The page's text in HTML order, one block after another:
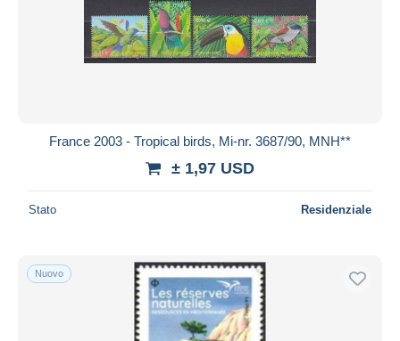
France 2003 - Tropical birds, Mi-nr. 3687/90, MNH**
± 1,97 USD
Stato Residenziale
Nuovo